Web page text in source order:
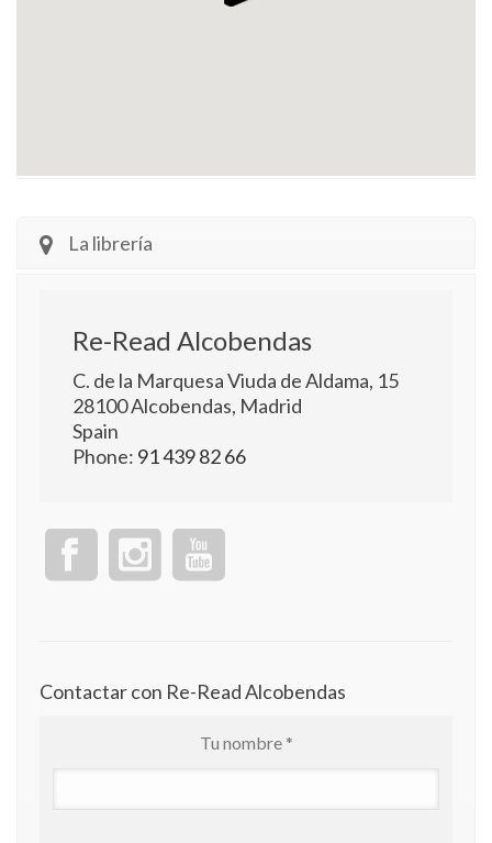
La librería
Re-Read Alcobendas
C. de la Marquesa Viuda de Aldama, 15
28100Alcobendas, Madrid
Spain
Phone: 91 439 82 66
Contactar con Re-Read Alcobendas
Tu nombre *